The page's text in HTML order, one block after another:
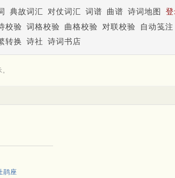
典故词汇 对仗词汇 词谱 曲谱 诗词地图
校验 词格校验 曲格校验 对联校验
自动笺注
转换 诗社 诗词书店
鹃座